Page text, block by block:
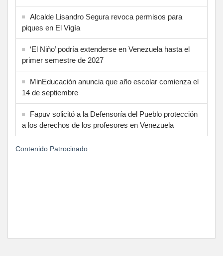
Alcalde Lisandro Segura revoca permisos para
piques en El Vigía
‘El Niño’ podría extenderse en Venezuela hasta el
primer semestre de 2027
MinEducación anuncia que año escolar comienza el
14 de septiembre
Fapuv solicitó a la Defensoría del Pueblo protección
a los derechos de los profesores en Venezuela
Contenido Patrocinado